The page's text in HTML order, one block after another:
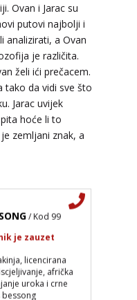
Ovan i Jarac su
putovi najbolji i
analizirati, a Ovan
je različita.
želi ići prečacem.
tako da vidi sve što
Jarac uvijek
hoće li to
zemljani znak, a
je zauzet
tarot,
brojevi,
reiki, terapija
anđeoskim
600
min
licencirana
afrička
uroka i crne